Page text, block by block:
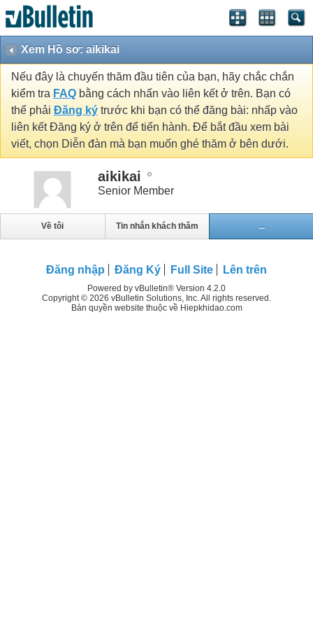
Xem Hồ sơ: aikikai
Nếu đây là chuyến thăm đầu tiên của bạn, hãy chắc chắn
kiểm tra FAQ bằng cách nhấn vào liên kết ở trên. Bạn có
thể phải Đăng ký trước khi bạn có thể đăng bài: nhấp vào
liên kết Đăng ký ở trên để tiến hành. Để bắt đầu xem bài
viết, chọn Diễn đàn mà bạn muốn ghé thăm ở bên dưới.
aikikai
Senior Member
Về tôi Tin nhắn khách thăm ...
Đăng nhập Đăng Ký Full Site Lên trên
Powered by vBulletin® Version 4.2.0
Copyright © 2026 vBulletin Solutions, Inc. All rights reserved.
Bản quyền website thuộc về Hiepkhidao.com